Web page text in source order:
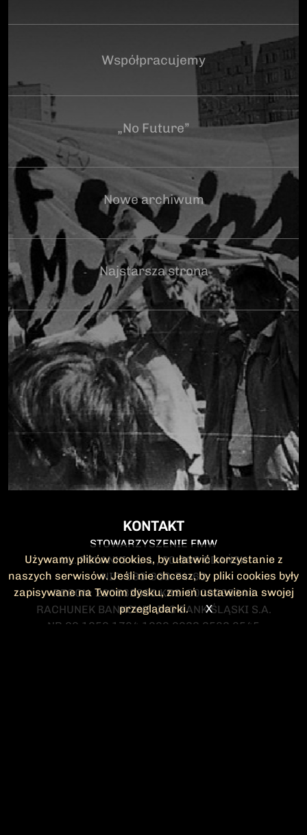
Współpracujemy
„No Future”
Nowe archiwum
Najstarsza strona
KONTAKT
STOWARZYSZENIE FMW
UL. POLANKI 41-1 , 80-308 GDAŃSK
NIP: 583-300-74-60
REGON: 220532063 KRS: 0000295148
RACHUNEK BANKOWY: ING BANK ŚLĄSKI S.A.
NR 90 1050 1764 1000 0023 2582 8545
Używamy plików cookies, by ułatwić korzystanie z
naszych serwisów. Jeśli nie chcesz, by pliki cookies były
zapisywane na Twoim dysku, zmień ustawienia swojej
przeglądarki.
X